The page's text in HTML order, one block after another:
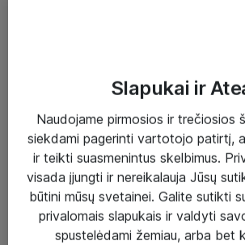
Paslaugos
Sprendimai
Įgyvendinti projektai
Atea ekspertų patarimai verslui
Slapukai ir
Naudojame pirmosios ir trečiosios
siekdami pagerinti vartotojo patirtį,
ir teikti suasmenintus skelbimus.
visada įjungti ir nereikalauja Jūsų
būtini mūsų svetainei. Galite sutikti
privalomais slapukais ir valdyti
spustelėdami žemiau, arba bet